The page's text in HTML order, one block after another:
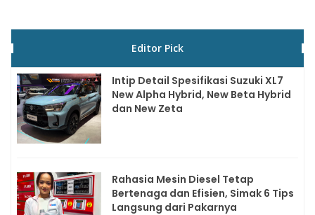
Editor Pick
Intip Detail Spesifikasi Suzuki XL7
New Alpha Hybrid, New Beta Hybrid
dan New Zeta
Rahasia Mesin Diesel Tetap
Bertenaga dan Efisien, Simak 6 Tips
Langsung dari Pakarnya